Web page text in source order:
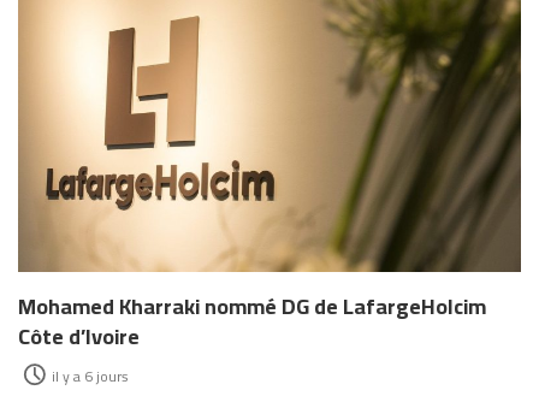
Mohamed Kharraki nommé DG de LafargeHolcim
Côte d’Ivoire
il y a 6 jours